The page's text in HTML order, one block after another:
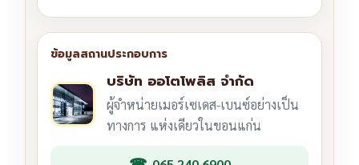
บริษัท ออโตโพลิส จำกัด
ผู้จำหน่ายเมอร์เซเดส-เบนซ์อย่างเป็น
ทางการ แห่งเดียวในขอนแก่น